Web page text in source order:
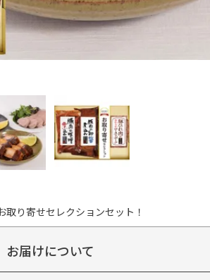
り寄せセレクションセット！
お届けについて